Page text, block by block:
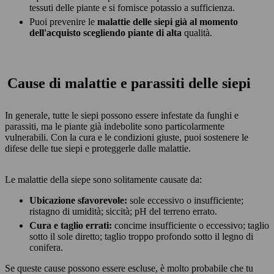
tessuti delle piante e si fornisce potassio a sufficienza.
Puoi prevenire le malattie delle siepi già al momento
dell'acquisto scegliendo piante di alta qualità.
Cause di malattie e parassiti delle siepi
In generale, tutte le siepi possono essere infestate da funghi e
parassiti, ma le piante già indebolite sono particolarmente
vulnerabili. Con la cura e le condizioni giuste, puoi sostenere le
difese delle tue siepi e proteggerle dalle malattie.
Le malattie della siepe sono solitamente causate da:
Ubicazione sfavorevole: sole eccessivo o insufficiente;
ristagno di umidità; siccità; pH del terreno errato.
Cura e taglio errati: concime insufficiente o eccessivo; taglio
sotto il sole diretto; taglio troppo profondo sotto il legno di
conifera.
Se queste cause possono essere escluse, è molto probabile che tu